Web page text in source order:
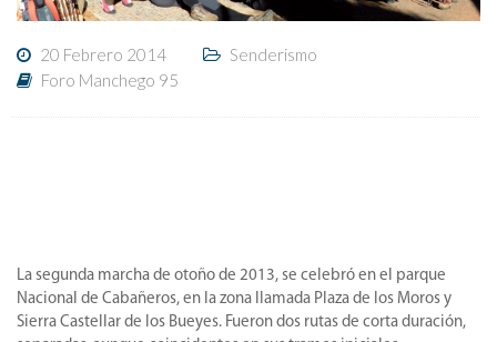
20 Febrero 2014
Senderismo
Foro Manchego 95
La segunda marcha de otoño de 2013, se celebró en el parque
Nacional de Cabañeros, en la zona llamada Plaza de los Moros y
Sierra Castellar de los Bueyes. Fueron dos rutas de corta duración,